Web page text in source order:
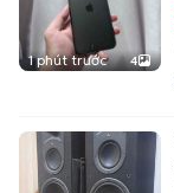
1 phút trước 4